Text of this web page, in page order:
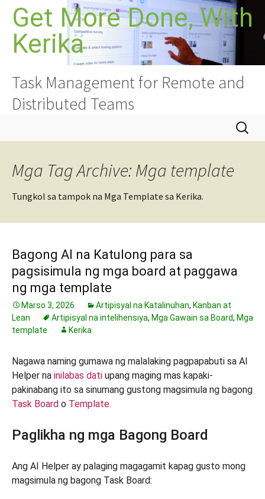
Lumaktaw
nilalaman
Get More Done, With
Kerika
Task Management for Remote and
Distributed Teams
Hanapin
ang:
Mga Tag Archive: Mga template
Tungkol sa tampok na Mga Template sa Kerika.
Bagong AI na Katulong para sa
pagsisimula ng mga board at paggawa
ng mga template
Marso 3, 2026 Artipisyal na Katalinuhan, Kanban at
Lean
Artipisyal na intelihensiya, Mga Gawain sa Board, Mga
template
Kerika
Nagawa naming gumawa ng malalaking pagpapabuti sa AI
Helper na inilabas dati upang maging mas kapaki-
pakinabang ito sa sinumang gustong magsimula ng bagong
Task Board o Template.
Paglikha ng mga Bagong Board
Ang AI Helper ay palaging magagamit kapag gusto mong
magsimula ng bagong Task Board: